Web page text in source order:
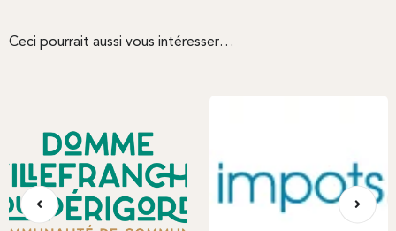
Ceci pourrait aussi vous intéresser…